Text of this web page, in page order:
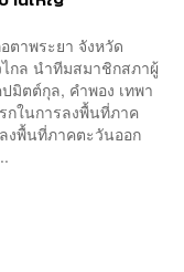
ตาพระยา จังหวัด
กล นำทีมสมาชิกสภาผู้
มิตต์กุล, คำพอง เทพา
กในการลงพื้นที่ภาค
งพื้นที่ภาคตะวันออก